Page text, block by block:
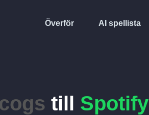
Överför AI spellista
till Spotify